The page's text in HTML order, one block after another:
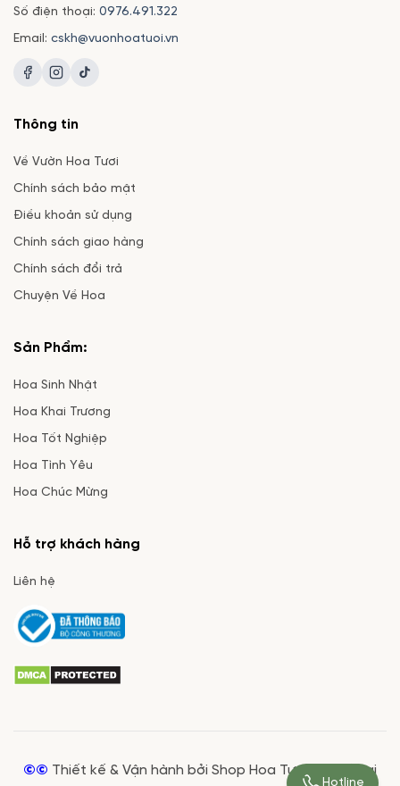
Các sản phẩm từ hoa sen độc đáo và ý nghĩa
Ngoài hoa sen tươi, Vườn Hoa Tươi TPHCM còn cung cấp
đa dạng các sản phẩm từ hoa sen như
nghĩa và độc đáo dành tặng người thân, bạn bè.
Số điện thoại: 0976.491.322
Email: cskh@vuonhoatuoi.vn
Thông tin
Về Vườn Hoa Tươi
Chính sách bảo mật
Điều khoản sử dụng
Chính sách giao hàng
Chính sách đổi trả
Chuyện Về Hoa
Sản Phẩm:
Hoa Sinh Nhật
Hoa Khai Trương
Hoa Tốt Nghiệp
Hoa Tình Yêu
Hoa Chúc Mừng
Hỗ trợ khách hàng
Liên hệ
©© Thiết kế & Vận hành bởi Shop Hoa Tươi Giá Rẻ tại
Hotline